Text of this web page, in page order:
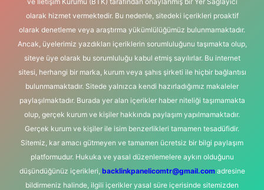
olarak hizmet vermektedir. Bu nedenle, sitedeki içerikleri proaktif
olarak denetleme veya araştırma yükümlülüğümüz bulunmamaktadır.
Ancak, üyelerimiz yazdıkları içeriklerin sorumluluğunu taşımakta olup,
siteye üye olarak bu sorumluluğu kabul etmiş sayılırlar. Bu internet
sitesi, herhangi bir marka, kurum veya şahıs şirketi ile hiçbir bağlantısı
bulunmamaktadır. Sitede yalnızca kendi hazırladığımız makaleler
paylaşılmaktadır. Burada yer alan içerikler haber niteliği taşımamakta
olup, gerçek kurum ve kişiler hakkında paylaşım yapılmamaktadır.
Gerçek kurum ve kişiler ile isim benzerlikleri tamamen tesadüfidir.
Sitemiz, kar amacı gütmeyen ve tamamen ücretsiz bir bilgi paylaşım
platformudur. Hukuka ve yasal düzenlemelere aykırı olduğunu
düşündüğünüz içerikleri, backlinkpanelicomtr@gmail.comadresine
bildirmeniz halinde, ilgili içerikler yasal süre içerisinde sitemizden